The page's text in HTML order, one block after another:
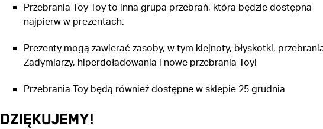
Przebrania Toy Toy to inna grupa przebrań, która będzie dostępna
najpierw w prezentach.
Prezenty mogą zawierać zasoby, w tym klejnoty, błyskotki,
Zadymiarzy, hiperdoładowania i nowe przebrania Toy!
Przebrania Toy będą również dostępne w sklepie 25 grudnia
DZIĘKUJEMY!